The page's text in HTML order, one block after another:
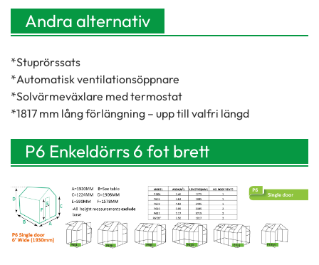
Andra alternativ
*Stuprörssats
*Automatisk ventilationsöppnare
*Solvärmeväxlare med termostat
*1817 mm lång förlängning – upp till valfri längd
P6 Enkeldörrs 6 fot brett